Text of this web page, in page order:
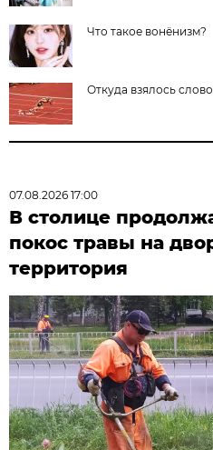
Что такое вонёнизм?
Откуда взялось
07.08.2026 17:00
В столице
покос травы на
территория